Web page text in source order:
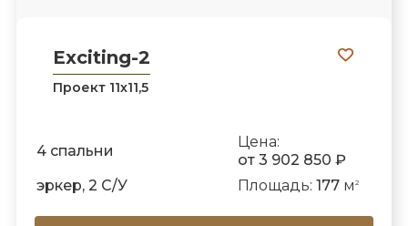
Exciting-2
Проект 11х11,5
4 спальни
Цена:
от 3 902 850 ₽
эркер, 2 С/У
Площадь: 177м 2